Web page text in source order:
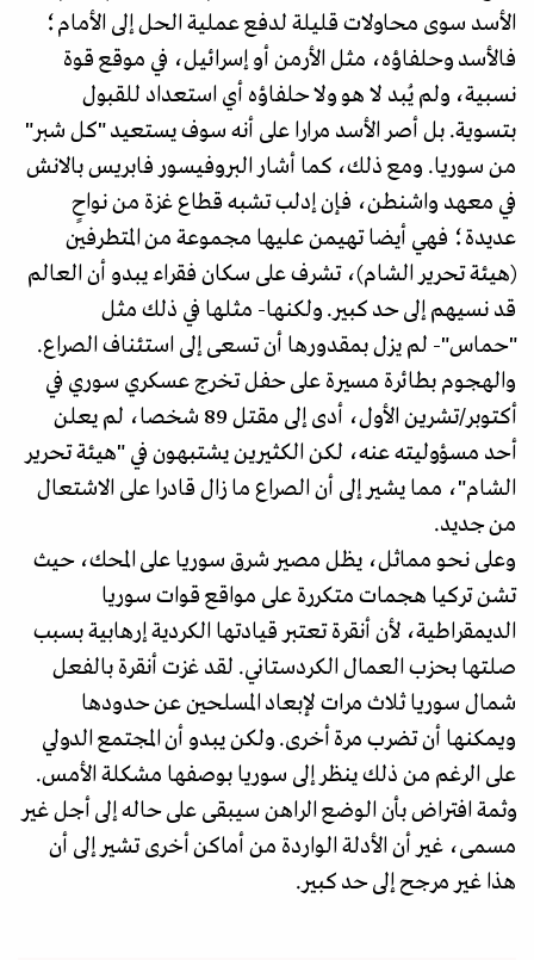
الأسد سوى محاولات قليلة لدفع عملية الحل إلى الأمام؛
فالأسد وحلفاؤه، مثل الأرمن أو إسرائيل، في موقع قوة
نسبية، ولم يُبد لا هو ولا حلفاؤه أي استعداد للقبول
بتسوية. بل أصر الأسد مرارا على أنه سوف يستعيد "كل شبر"
من سوريا. ومع ذلك، كما أشار البروفيسور فابريس بالانش
في معهد واشنطن، فإن إدلب تشبه قطاع غزة من نواحٍ
عديدة؛ فهي أيضا تهيمن عليها مجموعة من المتطرفين
(هيئة تحرير الشام)، تشرف على سكان فقراء يبدو أن العالم
قد نسيهم إلى حد كبير. ولكنها- مثلها في ذلك مثل
"حماس"- لم يزل بمقدورها أن تسعى إلى استئناف الصراع.
والهجوم بطائرة مسيرة على حفل تخرج عسكري سوري في
أكتوبر/تشرين الأول، أدى إلى مقتل 89 شخصا، لم يعلن
أحد مسؤوليته عنه، لكن الكثيرين يشتبهون في "هيئة تحرير
الشام"، مما يشير إلى أن الصراع ما زال قادرا على الاشتعال
من جديد.
وعلى نحو مماثل، يظل مصير شرق سوريا على المحك، حيث
تشن تركيا هجمات متكررة على مواقع قوات سوريا
الديمقراطية، لأن أنقرة تعتبر قيادتها الكردية إرهابية بسبب
صلتها بحزب العمال الكردستاني. لقد غزت أنقرة بالفعل
شمال سوريا ثلاث مرات لإبعاد المسلحين عن حدودها
ويمكنها أن تضرب مرة أخرى. ولكن يبدو أن المجتمع الدولي
على الرغم من ذلك ينظر إلى سوريا بوصفها مشكلة الأمس.
وثمة افتراض بأن الوضع الراهن سيبقى على حاله إلى أجل غير
مسمى، غير أن الأدلة الواردة من أماكن أخرى تشير إلى أن
هذا غير مرجح إلى حد كبير.